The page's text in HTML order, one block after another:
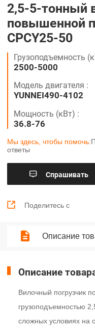
2,5-5-тонный
повышенной
CPCY25-50
Грузоподъемность
2500-5000
Модель двигателя :
YUNNEI490-4102
Мощность (кВт) :
36.8-76
Мы здесь, чтобы помочь:
ответы
 Cпрашивать

Поделитесь с
Описание
Описание
Вилочный погрузчик
грузоподъемностью
сложных условиях на